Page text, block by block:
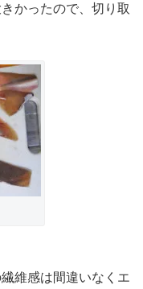
かったので、切り取
維感は間違いなくエ